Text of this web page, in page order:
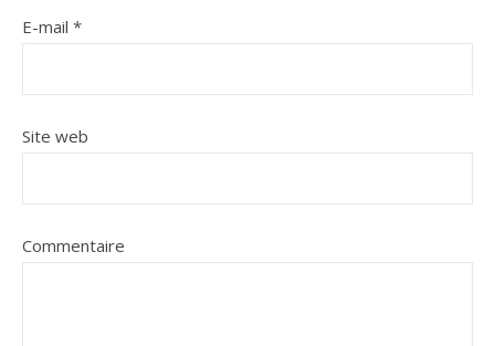
E-mail *
Site web
Commentaire